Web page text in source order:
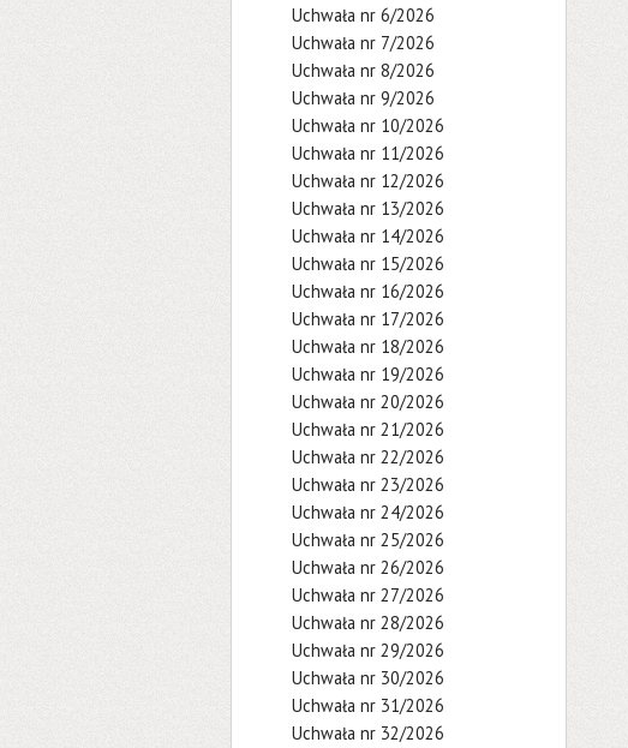
Uchwała nr 6/2026
Uchwała nr 7/2026
Uchwała nr 8/2026
Uchwała nr 9/2026
Uchwała nr 10/2026
Uchwała nr 11/2026
Uchwała nr 12/2026
Uchwała nr 13/2026
Uchwała nr 14/2026
Uchwała nr 15/2026
Uchwała nr 16/2026
Uchwała nr 17/2026
Uchwała nr 18/2026
Uchwała nr 19/2026
Uchwała nr 20/2026
Uchwała nr 21/2026
Uchwała nr 22/2026
Uchwała nr 23/2026
Uchwała nr 24/2026
Uchwała nr 25/2026
Uchwała nr 26/2026
Uchwała nr 27/2026
Uchwała nr 28/2026
Uchwała nr 29/2026
Uchwała nr 30/2026
Uchwała nr 31/2026
Uchwała nr 32/2026